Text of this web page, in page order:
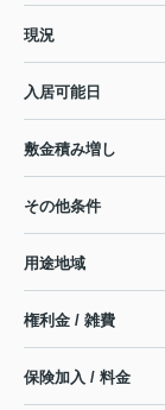
現況
入居可能日
敷金積み増し
その他条件
用途地域
権利金 / 雑費
保険加入 / 料金